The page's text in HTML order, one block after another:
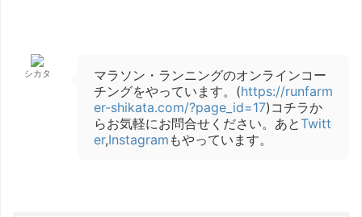
シカタ
マラソン・ランニングのオンラインコー
チングをやっています。(https://runfarm
er-shikata.com/?page_id=17)コチラか
らお気軽にお問合せください。あとTwitt
er,Instagram もやっています。